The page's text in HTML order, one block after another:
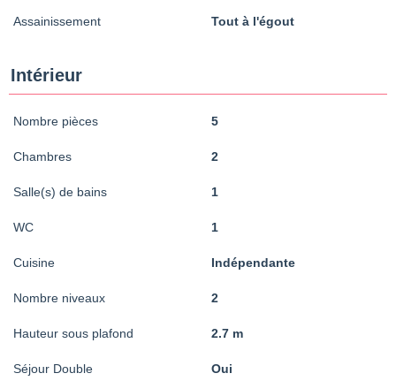
Assainissement Tout à l'égout
Intérieur
Nombre pièces 5
Chambres 2
Salle(s) de bains 1
WC 1
Cuisine Indépendante
Nombre niveaux 2
Hauteur sous plafond 2.7 m
Séjour Double Oui